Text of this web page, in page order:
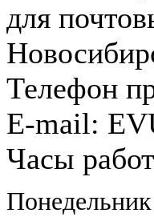
для
Телефон
E-mail:
Часы